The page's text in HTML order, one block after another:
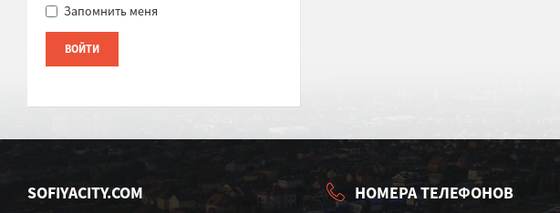
Запомнить меня
SOFIYACITY.COM НОМЕРА ТЕЛЕФОНОВ